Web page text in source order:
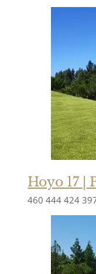
Hoyo 17 |
460 444 424